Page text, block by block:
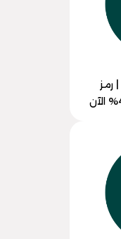
izil discount code uae | رمز